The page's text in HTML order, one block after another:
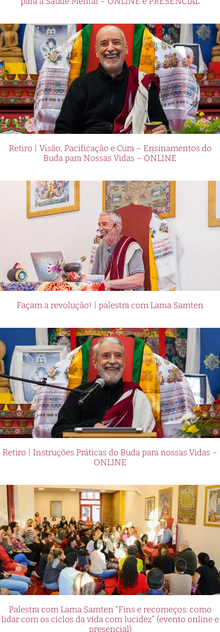
Retiro | Visão, Pacificação e Cura – Ensinamentos do
Buda para Nossas Vidas – ONLINE
Façam a revolução! | palestra com Lama Samten
Retiro | Instruções Práticas do Buda para nossas Vidas –
ONLINE
Palestra com Lama Samten “Fins e recomeços: como
lidar com os ciclos da vida com lucidez” (evento online e
presencial)